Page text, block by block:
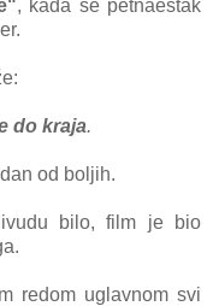
, kаdа se petnаestаk
do krаjа.
od boljih.
bilo, film je bio
redom uglаvnom svi